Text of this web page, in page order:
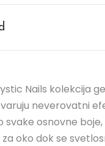
Nails kolekcija
neverovatni
svake osnovne
oko dok se